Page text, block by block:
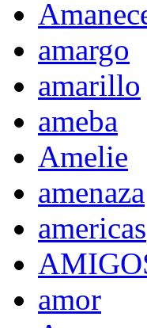
amargo
amarillo
ameba
Amelie
amenaza
americas
amor